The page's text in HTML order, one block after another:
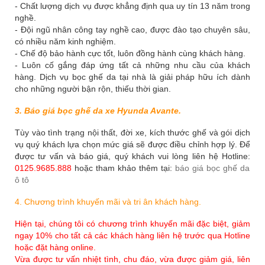
- Chất lượng dịch vụ được khẳng định qua uy tín 13 năm trong
nghề.
- Đội ngũ nhân công tay nghề cao, được đào tạo chuyên sâu,
có nhiều năm kinh nghiệm.
- Chế độ bảo hành cực tốt, luôn đồng hành cùng khách hàng.
- Luôn cố gắng đáp ứng tất cả những nhu cầu của khách
hàng. Dịch vụ bọc ghế da tại nhà là giải pháp hữu ích dành
cho những người bận rộn, thiếu thời gian.
3. Báo giá bọc ghế da xe Hyunda Avante.
Tùy vào tình trạng nội thất, đời xe, kích thước ghế và gói dịch
vụ quý khách lựa chọn mức giá sẽ được điều chỉnh hợp lý. Để
được tư vấn và báo giá, quý khách vui lòng liên hệ Hotline:
0125.9685.888 hoặc tham khảo thêm tại: báo giá bọc ghế da
ô tô
4. Chương trình khuyến mãi và tri ân khách hàng.
Hiện tại, chúng tôi có chương trình khuyến mãi đặc biệt, giảm
ngay 10% cho tất cả các khách hàng liên hệ trước qua Hotline
hoặc đặt hàng online.
Vừa được tư vấn nhiệt tình, chu đáo, vừa được giảm giá, liên